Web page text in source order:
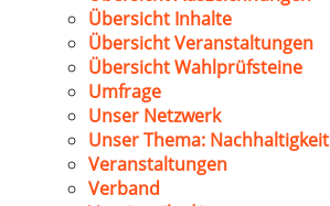
Übersicht Inhalte
Übersicht Veranstaltungen
Übersicht Wahlprüfsteine
Umfrage
Unser Netzwerk
Unser Thema: Nachhaltigkeit
Veranstaltungen
Verband